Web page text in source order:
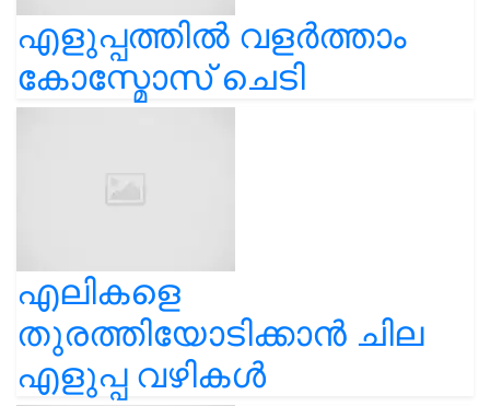
എളുപ്പത്തിൽ വളർത്താം
കോസ്മോസ് ചെടി
എലികളെ
തുരത്തിയോടിക്കാൻ ചില
എളുപ്പ വഴികൾ